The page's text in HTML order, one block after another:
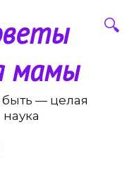
мамы
— целая
наука